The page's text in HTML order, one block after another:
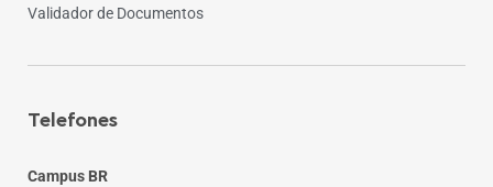
Validador de Documentos
Telefones
Campus BR